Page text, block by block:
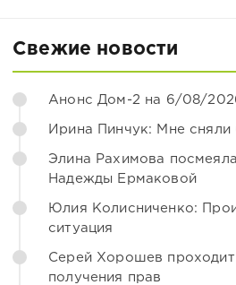
Свежие новости
Анонс Дом-2 на 6/08/
Ирина Пинчук: Мне сняли
Элина Рахимова
Надежды Ермаковой
Юлия Колисниченко:
ситуация
Серей Хорошев
получения прав